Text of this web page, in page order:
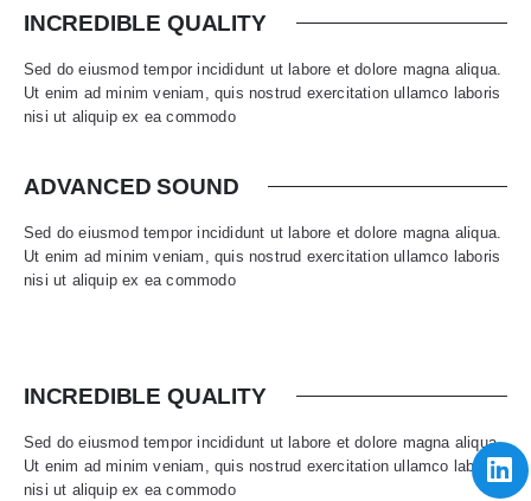
INCREDIBLE QUALITY
Sed do eiusmod tempor incididunt ut labore et dolore magna aliqua.
Ut enim ad minim veniam, quis nostrud exercitation ullamco laboris
nisi ut aliquip ex ea commodo
ADVANCED SOUND
Sed do eiusmod tempor incididunt ut labore et dolore magna aliqua.
Ut enim ad minim veniam, quis nostrud exercitation ullamco laboris
nisi ut aliquip ex ea commodo
INCREDIBLE QUALITY
Sed do eiusmod tempor incididunt ut labore et dolore magna aliqua.
Ut enim ad minim veniam, quis nostrud exercitation ullamco laboris
nisi ut aliquip ex ea commodo